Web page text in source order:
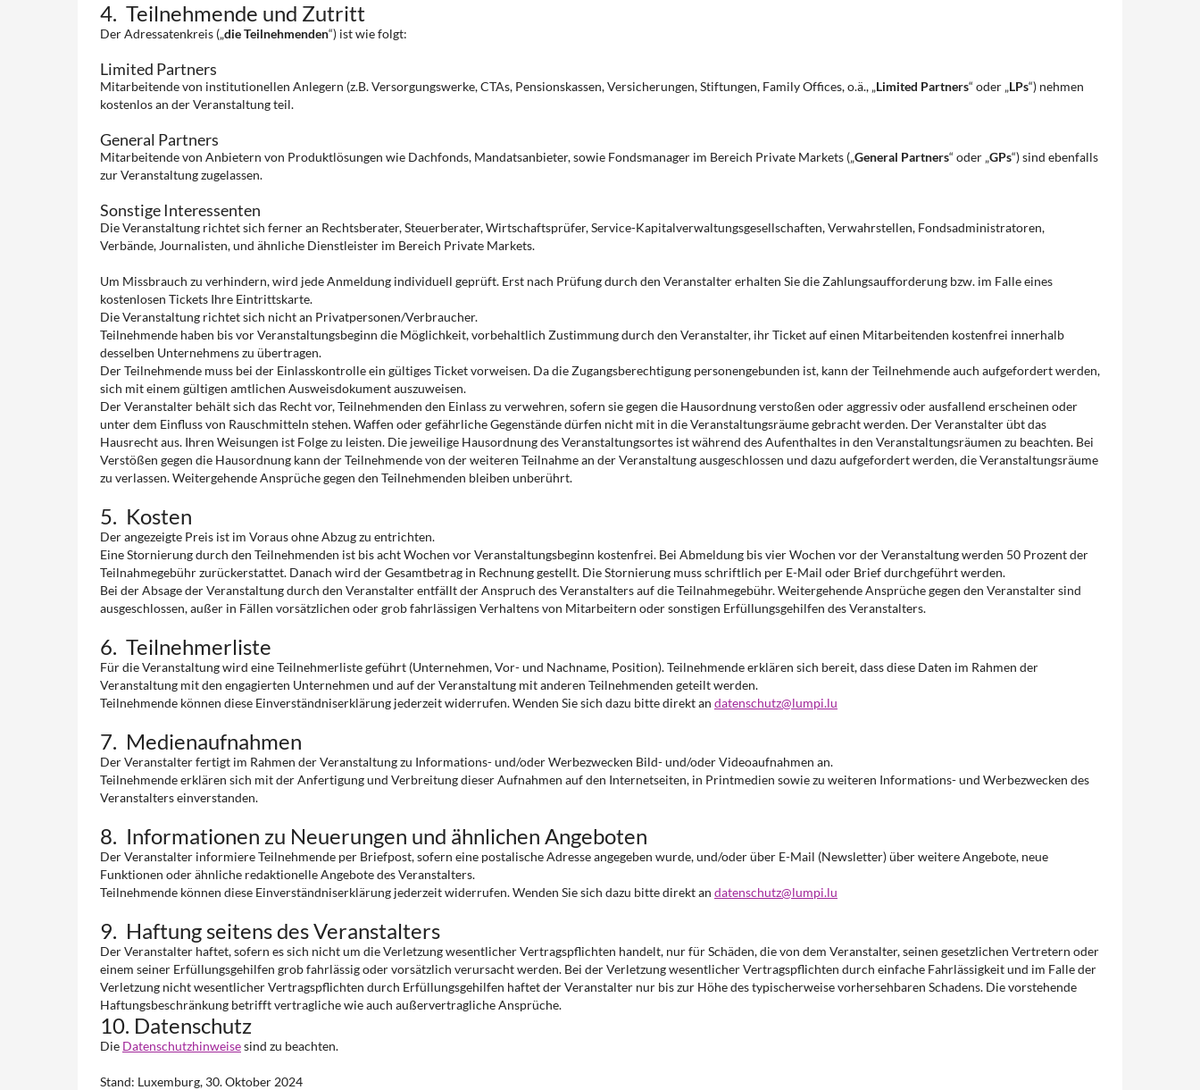
4. Teilnehmende und Zutritt
Der Adressatenkreis („die Teilnehmenden“) ist wie folgt:
Limited Partners
Mitarbeitende von institutionellen Anlegern (z.B. Versorgungswerke, CTAs, Pensionskassen, Versicherungen, Stiftungen, Family Offices, o.ä., „Limited Partners“ oder „LPs“) nehmen
kostenlos an der Veranstaltung teil.
General Partners
Mitarbeitende von Anbietern von Produktlösungen wie Dachfonds, Mandatsanbieter, sowie Fondsmanager im Bereich Private Markets („General Partners“ oder „GPs“) sind ebenfalls
zur Veranstaltung zugelassen.
Sonstige Interessenten
Die Veranstaltung richtet sich ferner an Rechtsberater, Steuerberater, Wirtschaftsprüfer, Service-Kapitalverwaltungsgesellschaften, Verwahrstellen, Fondsadministratoren,
Verbände, Journalisten, und ähnliche Dienstleister im Bereich Private Markets.
Um Missbrauch zu verhindern, wird jede Anmeldung individuell geprüft. Erst nach Prüfung durch den Veranstalter erhalten Sie die Zahlungsaufforderung bzw. im Falle eines
kostenlosen Tickets Ihre Eintrittskarte.
Die Veranstaltung richtet sich nicht an Privatpersonen/Verbraucher.
Teilnehmende haben bis vor Veranstaltungsbeginn die Möglichkeit, vorbehaltlich Zustimmung durch den Veranstalter, ihr Ticket auf einen Mitarbeitenden kostenfrei innerhalb
desselben Unternehmens zu übertragen.
Der Teilnehmende muss bei der Einlasskontrolle ein gültiges Ticket vorweisen. Da die Zugangsberechtigung personengebunden ist, kann der Teilnehmende auch aufgefordert werden,
sich mit einem gültigen amtlichen Ausweisdokument auszuweisen.
Der Veranstalter behält sich das Recht vor, Teilnehmenden den Einlass zu verwehren, sofern sie gegen die Hausordnung verstoßen oder aggressiv oder ausfallend erscheinen oder
unter dem Einfluss von Rauschmitteln stehen. Waffen oder gefährliche Gegenstände dürfen nicht mit in die Veranstaltungsräume gebracht werden. Der Veranstalter übt das
Hausrecht aus. Ihren Weisungen ist Folge zu leisten. Die jeweilige Hausordnung des Veranstaltungsortes ist während des Aufenthaltes in den Veranstaltungsräumen zu beachten. Bei
Verstößen gegen die Hausordnung kann der Teilnehmende von der weiteren Teilnahme an der Veranstaltung ausgeschlossen und dazu aufgefordert werden, die Veranstaltungsräume
zu verlassen. Weitergehende Ansprüche gegen den Teilnehmenden bleiben unberührt.
5. Kosten
Der angezeigte Preis ist im Voraus ohne Abzug zu entrichten.
Eine Stornierung durch den Teilnehmenden ist bis acht Wochen vor Veranstaltungsbeginn kostenfrei. Bei Abmeldung bis vier Wochen vor der Veranstaltung werden 50 Prozent der
Teilnahmegebühr zurückerstattet. Danach wird der Gesamtbetrag in Rechnung gestellt. Die Stornierung muss schriftlich per E-Mail oder Brief durchgeführt werden.
Bei der Absage der Veranstaltung durch den Veranstalter entfällt der Anspruch des Veranstalters auf die Teilnahmegebühr. Weitergehende Ansprüche gegen den Veranstalter sind
ausgeschlossen, außer in Fällen vorsätzlichen oder grob fahrlässigen Verhaltens von Mitarbeitern oder sonstigen Erfüllungsgehilfen des Veranstalters.
6. Teilnehmerliste
Für die Veranstaltung wird eine Teilnehmerliste geführt (Unternehmen, Vor- und Nachname, Position). Teilnehmende erklären sich bereit, dass diese Daten im Rahmen der
Veranstaltung mit den engagierten Unternehmen und auf der Veranstaltung mit anderen Teilnehmenden geteilt werden.
Teilnehmende können diese Einverständniserklärung jederzeit widerrufen. Wenden Sie sich dazu bitte direkt an datenschutz@lumpi.lu
7. Medienaufnahmen
Der Veranstalter fertigt im Rahmen der Veranstaltung zu Informations- und/oder Werbezwecken Bild- und/oder Videoaufnahmen an.
Teilnehmende erklären sich mit der Anfertigung und Verbreitung dieser Aufnahmen auf den Internetseiten, in Printmedien sowie zu weiteren Informations- und Werbezwecken des
Veranstalters einverstanden.
8. Informationen zu Neuerungen und ähnlichen Angeboten
Der Veranstalter informiere Teilnehmende per Briefpost, sofern eine postalische Adresse angegeben wurde, und/oder über E-Mail (Newsletter) über weitere Angebote, neue
Funktionen oder ähnliche redaktionelle Angebote des Veranstalters.
Teilnehmende können diese Einverständniserklärung jederzeit widerrufen. Wenden Sie sich dazu bitte direkt an datenschutz@lumpi.lu
9. Haftung seitens des Veranstalters
Der Veranstalter haftet, sofern es sich nicht um die Verletzung wesentlicher Vertragspflichten handelt, nur für Schäden, die von dem Veranstalter, seinen gesetzlichen Vertretern oder
einem seiner Erfüllungsgehilfen grob fahrlässig oder vorsätzlich verursacht werden. Bei der Verletzung wesentlicher Vertragspflichten durch einfache Fahrlässigkeit und im Falle der
Verletzung nicht wesentlicher Vertragspflichten durch Erfüllungsgehilfen haftet der Veranstalter nur bis zur Höhe des typischerweise vorhersehbaren Schadens. Die vorstehende
Haftungsbeschränkung betrifft vertragliche wie auch außervertragliche Ansprüche.
10. Datenschutz
Die Datenschutzhinweisesind zu beachten.
Stand: Luxemburg, 30. Oktober 2024